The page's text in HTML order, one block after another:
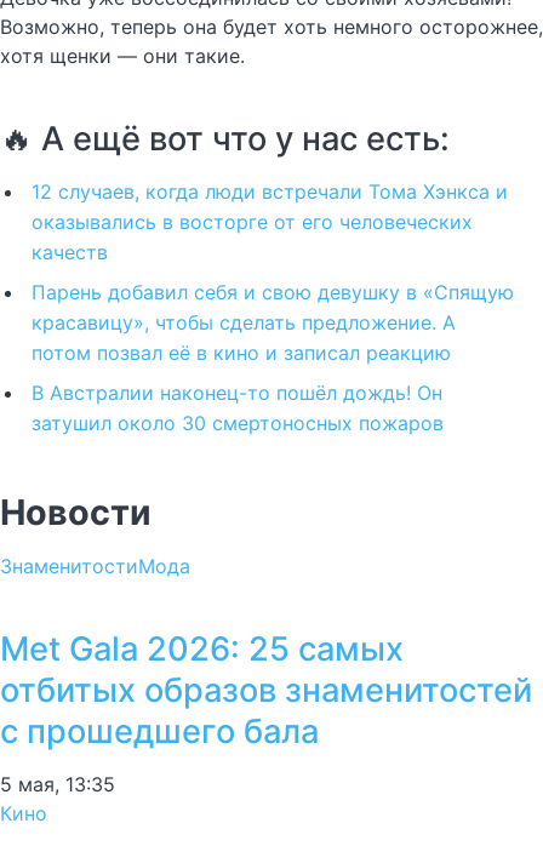
Возможно, теперь она будет хоть немного осторожнее,
хотя щенки — они такие.
🔥 А ещё вот что у нас есть:
12 случаев, когда люди встречали Тома Хэнкса и
оказывались в восторге от его человеческих
качеств
Парень добавил себя и свою девушку в «Спящую
красавицу», чтобы сделать предложение. А
потом позвал её в кино и записал реакцию
В Австралии наконец-то пошёл дождь! Он
затушил около 30 смертоносных пожаров
Новости
ЗнаменитостиМода
Met Gala 2026: 25 самых
отбитых образов знаменитостей
с прошедшего бала
5 мая, 13:35
Кино